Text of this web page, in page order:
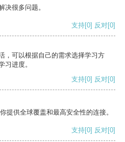
决很多问题。
支持[0] 反对[0]
，可以根据自己的需求选择学习方
习进度。
支持[0] 反对[0]
提供全球覆盖和最高安全性的连接。
支持[0] 反对[0]